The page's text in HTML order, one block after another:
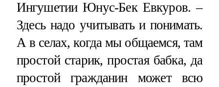
Ингушетии Юнус-Бек Евкуров. –
Здесь надо учитывать и понимать.
А в селах, когда мы общаемся, там
простой старик, простая бабка, да
простой гражданин может всю